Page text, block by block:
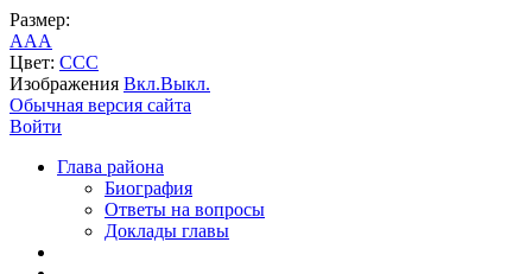
Размер:
AAA
Цвет: CCC
Изображения Вкл.Выкл.
Обычная версия сайта
Войти
Глава района
Биография
Ответы на вопросы
Доклады главы